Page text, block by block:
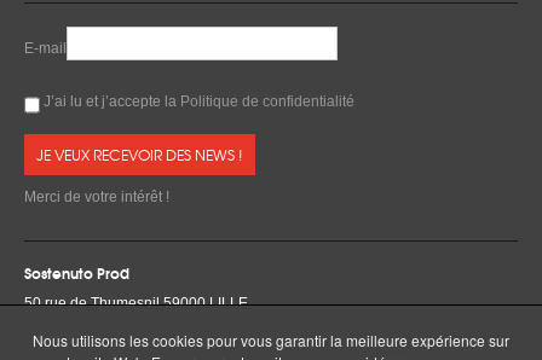
E-mail
J’ai lu et j’accepte la Politique de confidentialité
Merci de votre intérêt !
Sostenuto Prod
50 rue de Thumesnil 59000 LILLE
Mobile +33 6 87 96 85 25
Nous utilisons les cookies pour vous garantir la meilleure expérience sur